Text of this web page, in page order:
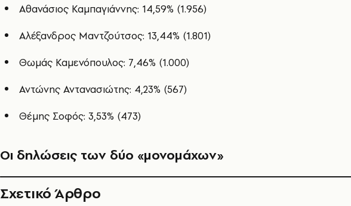
Αθανάσιος Καμπαγιάννης: 14,59% (1.956)
Αλέξανδρος Μαντζούτσος: 13,44% (1.801)
Θωμάς Καμενόπουλος: 7,46% (1.000)
Αντώνης Αντανασιώτης: 4,23% (567)
Θέμης Σοφός: 3,53% (473)
Οι δηλώσεις των δύο «μονομάχων»
Σχετικό Άρθρο